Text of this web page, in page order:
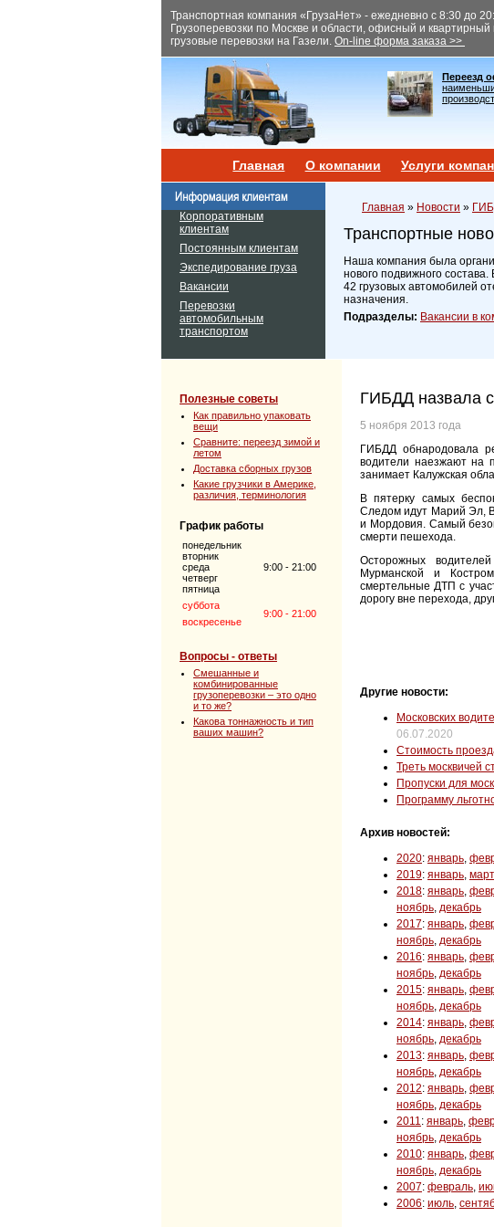
Транспортная компания «ГрузаНет» - ежедневно с 8:30 до
Грузоперевозки по Москве и области, офисный и квартирный
грузовые перевозки на Газели. On-line форма заказа >>
Переезд
Главная О компании Услуги
Корпоративным
клиентам
Постоянным клиентам
Экспедирование груза
Вакансии
Перевозки
автомобильным
транспортом
Главная » Новости »
Транспортные
Наша компания была
нового подвижного
42 грузовых автомобилей
назначения.
Подразделы: Вакансии в
Полезные советы
Как правильно упаковать
вещи
Сравните: переезд зимой и
летом
Доставка сборных грузов
Какие грузчики в Америке,
различия, терминология
График работы
понедельник
вторник
среда
четверг
пятница
9:00 - 21:00
суббота
9:00 - 21:00
воскресенье
Вопросы - ответы
Смешанные и
комбинированные
грузоперевозки – это одно
и то же?
Какова тоннажность и тип
ваших машин?
ГИБДД назвала
5 ноября 2013 года
ГИБДД обнародовала
водители наезжают на
занимает Калужская
В пятерку самых
Следом идут Марий Эл,
и Мордовия. Самый
смерти пешехода.
Осторожных
Мурманской и
смертельные ДТП с
дорогу вне перехода,
Другие новости:
Московских
06.07.2020
Стоимость
Треть москвичей
Пропуски для
Программу
Архив новостей:
2020: январь,
2019: январь, март
2018: январь,
ноябрь, декабрь
2017: январь,
ноябрь, декабрь
2016: январь,
ноябрь, декабрь
2015: январь,
ноябрь, декабрь
2014: январь,
ноябрь, декабрь
2013: январь,
ноябрь, декабрь
2012: январь,
ноябрь, декабрь
2011: январь,
ноябрь, декабрь
2010: январь,
ноябрь, декабрь
2007: февраль,
2006: июль,